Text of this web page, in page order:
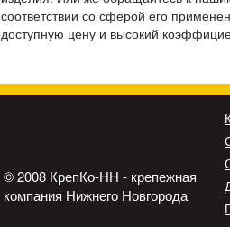
соответствии со сферой его
доступную цену и высокий
© 2008 КрепКо-НН - крепежная
компания Нижнего Новгорода